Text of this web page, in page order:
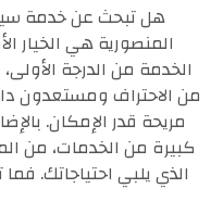
هل تبحث عن خدمة
المنصورية هي الخيار
الخدمة من الدرجة
من الاحتراف ومستعدون
مريحة قدر الإمكان.
كبيرة من الخدمات، من
الذي يلبي احتياجاتك.